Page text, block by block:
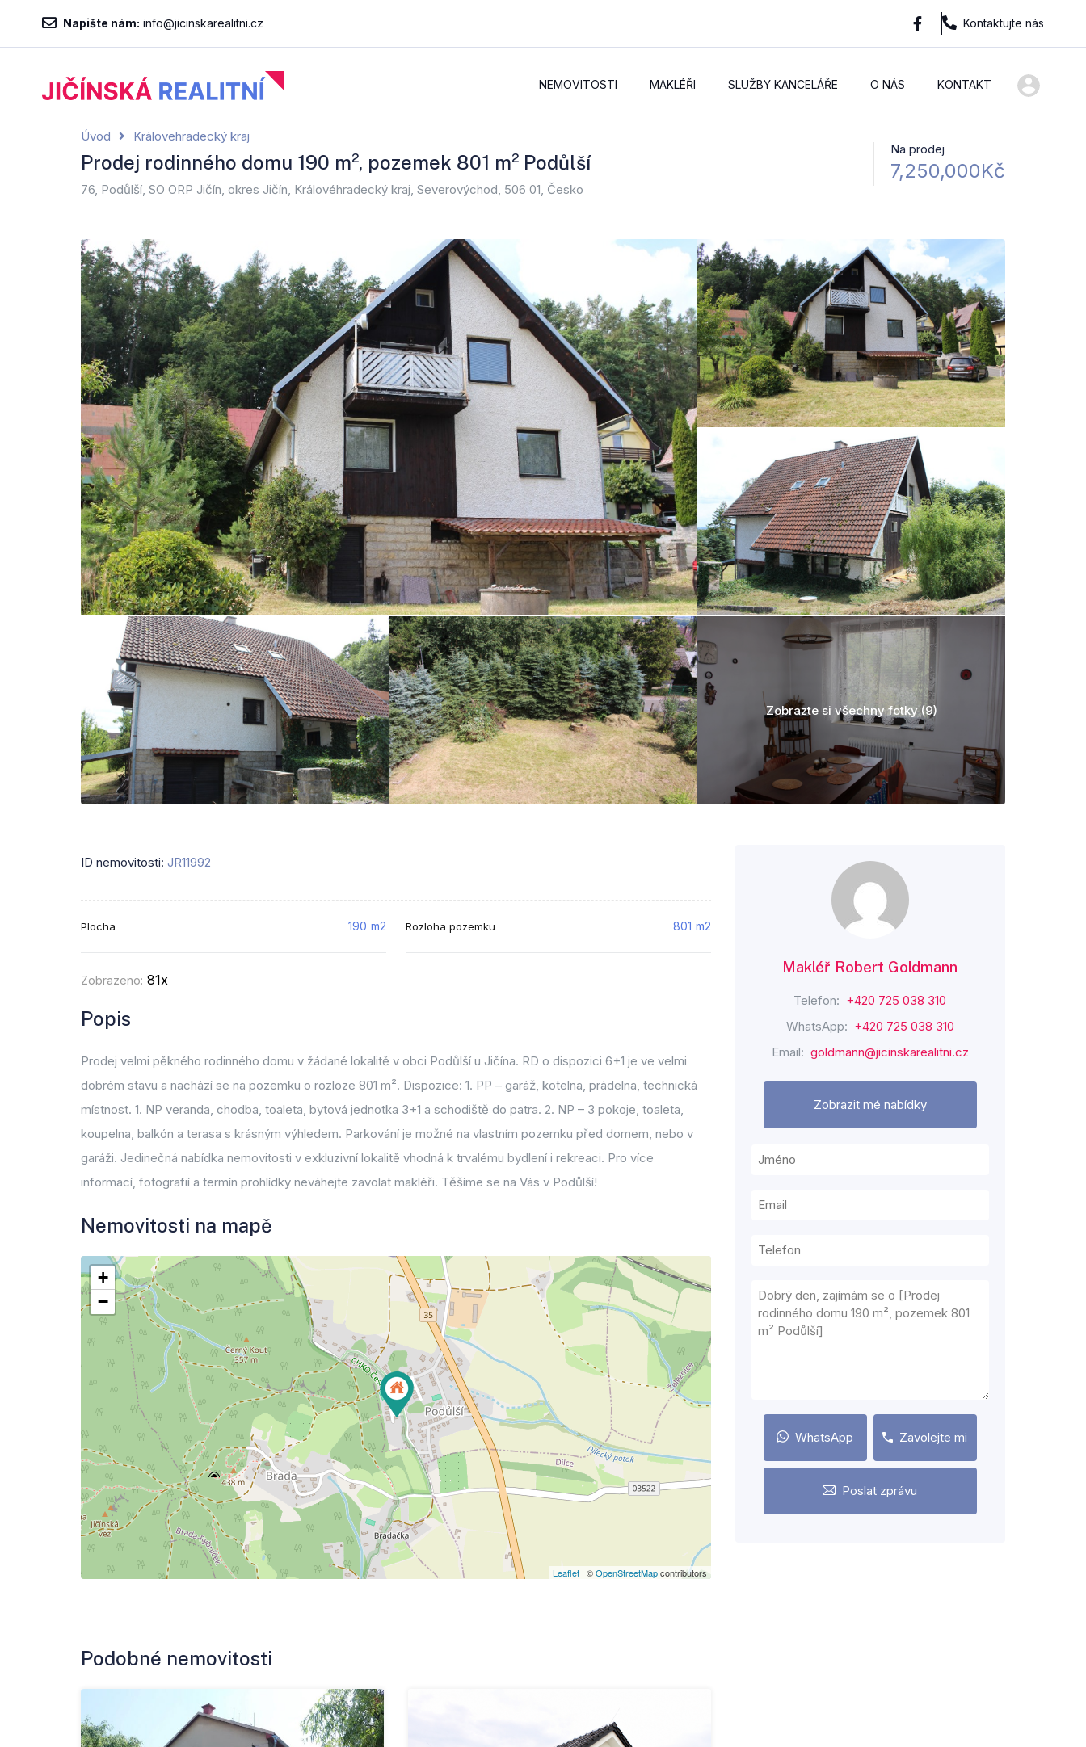
Napište nám: info@jicinskarealitni.cz Kontaktujte nás
NEMOVITOSTI MAKLÉŘI SLUŽBY KANCELÁŘE O NÁS KONTAKT
Úvod Královehradecký kraj
Prodej rodinného domu 190 m², pozemek 801 m² Podůlší
76, Podůlší, SO ORP Jičín, okres Jičín, Královéhradecký kraj, Severovýchod, 506 01, Česko
Na prodej
7,250,000Kč
Zobrazte si všechny fotky (9)
ID nemovitosti: JR11992
Plocha 190 m2 Rozloha pozemku 801 m2
Zobrazeno: 81x
Popis
Prodej velmi pěkného rodinného domu v žádané lokalitě v obci Podůlší u Jičína. RD o dispozici 6+1 je ve velmi
dobrém stavu a nachází se na pozemku o rozloze 801 m². Dispozice: 1. PP – garáž, kotelna, prádelna, technická
místnost. 1. NP veranda, chodba, toaleta, bytová jednotka 3+1 a schodiště do patra. 2. NP – 3 pokoje, toaleta,
koupelna, balkón a terasa s krásným výhledem. Parkování je možné na vlastním pozemku před domem, nebo v
garáži. Jedinečná nabídka nemovitosti v exkluzivní lokalitě vhodná k trvalému bydlení i rekreaci. Pro více
informací, fotografií a termín prohlídky neváhejte zavolat makléři. Těšíme se na Vás v Podůlší!
Nemovitosti na mapě
+
−
Leaflet| ©OpenStreetMapcontributors
Podobné nemovitosti
Makléř Robert Goldmann
Telefon: +420 725 038 310
WhatsApp: +420 725 038 310
Email: goldmann@jicinskarealitni.cz
Zobrazit mé nabídky
WhatsApp Zavolejte mi
Poslat zprávu